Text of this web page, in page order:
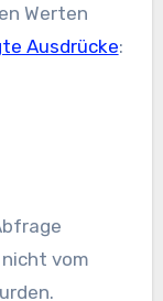
Werten
Ausdrücke:
nicht vom